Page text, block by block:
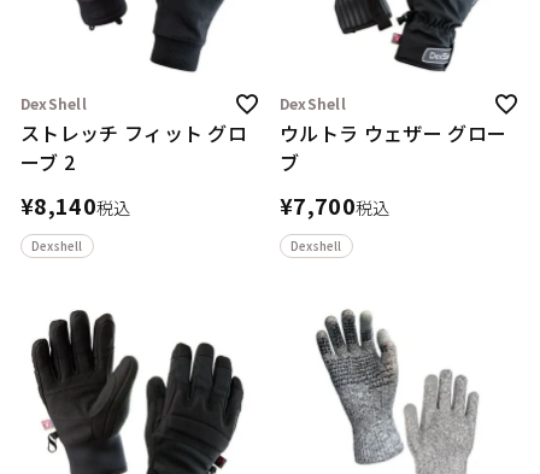
DexShell
ストレッチ フィット グロ
ーブ 2
¥8,140税込
Dexshell
DexShell
ウルトラ ウェザー グロー
ブ
¥7,700税込
Dexshell